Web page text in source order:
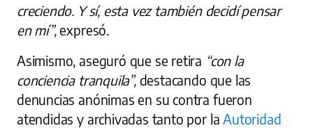
creciendo. Y sí, esta vez también decidí pensar
en mí”,expresó.
Asimismo, aseguró que se retira “con la
conciencia tranquila”,destacando que las
denuncias anónimas en su contra fueron
atendidas y archivadas tanto por la Autoridad